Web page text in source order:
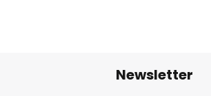
Newsletter